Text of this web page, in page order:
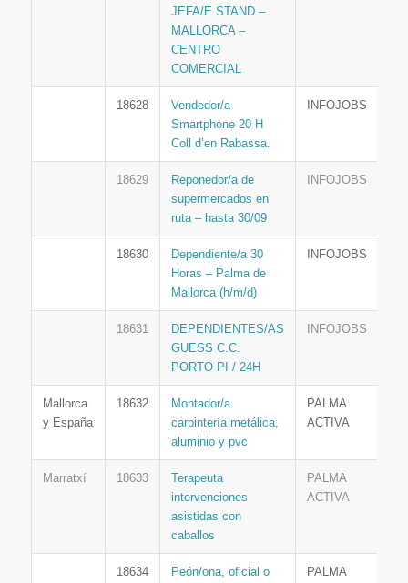
JEFA/E STAND –
MALLORCA –
CENTRO
COMERCIAL
18628
Vendedor/a
Smartphone 20 H
Coll d’en Rabassa.
INFOJOBS
18629
Reponedor/a de
supermercados en
ruta – hasta 30/09
INFOJOBS
18630
Dependiente/a 30
Horas – Palma de
Mallorca (h/m/d)
INFOJOBS
18631
DEPENDIENTES/AS
GUESS C.C.
PORTO PI / 24H
INFOJOBS
Mallorca
y España
18632
Montador/a
carpintería metálica,
aluminio y pvc
PALMA
ACTIVA
Marratxí 18633
Terapeuta
intervenciones
asistidas con
caballos
PALMA
ACTIVA
18634
Peón/ona, oficial o
PALMA